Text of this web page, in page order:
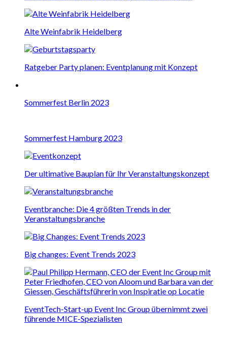
Alte Weinfabrik Heidelberg
Ratgeber Party planen: Eventplanung mit Konzept
Sommerfest Berlin 2023
Sommerfest Hamburg 2023
Der ultimative Bauplan für Ihr Veranstaltungskonzept
Eventbranche: Die 4 größten Trends in der
Veranstaltungsbranche
Big changes: Event Trends 2023
EventTech-Start-up Event Inc Group übernimmt zwei
führende MICE-Spezialisten